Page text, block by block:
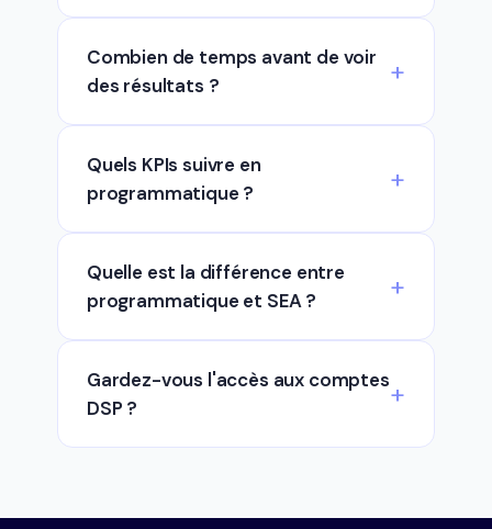
Combien de temps avant de voir
des résultats ?
Quels KPIs suivre en
programmatique ?
Quelle est la différence entre
programmatique et SEA ?
Gardez-vous l'accès aux comptes
DSP ?